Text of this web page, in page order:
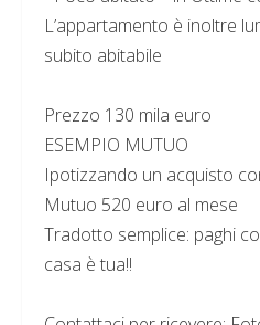
L’appartamento è inoltre
subito abitabile
Prezzo 130 mila euro
ESEMPIO MUTUO
Ipotizzando un acquisto
Mutuo 520 euro al mese
Tradotto semplice: paghi
casa è tua!!